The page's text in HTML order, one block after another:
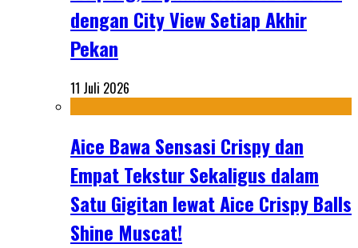
dengan City View Setiap Akhir
Pekan
11 Juli 2026
Aice Bawa Sensasi Crispy dan
Empat Tekstur Sekaligus dalam
Satu Gigitan lewat Aice Crispy Balls
Shine Muscat!